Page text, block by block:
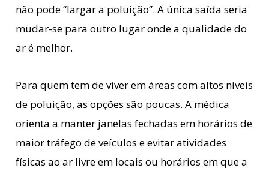
não pode “largar a poluição”. A única saída seria
mudar-se para outro lugar onde a qualidade do
ar é melhor.
Para quem tem de viver em áreas com altos níveis
de poluição, as opções são poucas. A médica
orienta a manter janelas fechadas em horários de
maior tráfego de veículos e evitar atividades
físicas ao ar livre em locais ou horários em que a